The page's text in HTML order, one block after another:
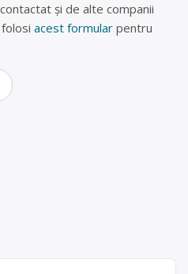
și de alte companii
acest formular pentru